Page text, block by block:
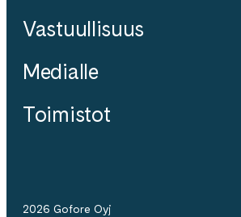
Vastuullisuus
Medialle
Toimistot
2026 Gofore Oyj